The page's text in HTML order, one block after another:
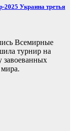
2025 Украина третья
Всемирные
турнир на
завоеванных